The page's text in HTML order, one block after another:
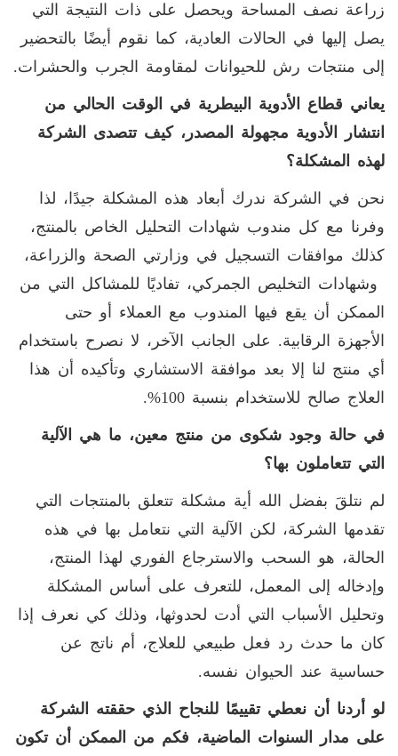
زراعة نصف المساحة ويحصل على ذات النتيجة التي
يصل إليها في الحالات العادية، كما نقوم أيضًا بالتحضير
إلى منتجات رش للحيوانات لمقاومة الجرب والحشرات.
يعاني قطاع الأدوية البيطرية في الوقت الحالي من
انتشار الأدوية مجهولة المصدر، كيف تتصدى الشركة
لهذه المشكلة؟
نحن في الشركة ندرك أبعاد هذه المشكلة جيدًا، لذا
وفرنا مع كل مندوب شهادات التحليل الخاص بالمنتج،
كذلك موافقات التسجيل في وزارتي الصحة والزراعة،
وشهادات التخليص الجمركي، تفاديًا للمشاكل التي من
الممكن أن يقع فيها المندوب مع العملاء أو حتى
الأجهزة الرقابية. على الجانب الآخر، لا نصرح باستخدام
أي منتج لنا إلا بعد موافقة الاستشاري وتأكيده أن هذا
العلاج صالح للاستخدام بنسبة 100%.
في حالة وجود شكوى من منتج معين، ما هي الآلية
التي تتعاملون بها؟
لم نتلقَ بفضل الله أية مشكلة تتعلق بالمنتجات التي
تقدمها الشركة، لكن الآلية التي نتعامل بها في هذه
الحالة، هو السحب والاسترجاع الفوري لهذا المنتج،
وإدخاله إلى المعمل، للتعرف على أساس المشكلة
وتحليل الأسباب التي أدت لحدوثها، وذلك كي نعرف إذا
كان ما حدث رد فعل طبيعي للعلاج، أم ناتج عن
حساسية عند الحيوان نفسه.
لو أردنا أن نعطي تقييمًا للنجاح الذي حققته الشركة
على مدار السنوات الماضية، فكم من الممكن أن تكون